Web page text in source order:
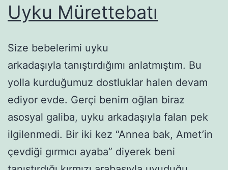
Uyku Mürettebatı
Size bebelerimi uyku
arkadaşıyla tanıştırdığımı anlatmıştım. Bu
yolla kurduğumuz dostluklar halen devam
ediyor evde. Gerçi benim oğlan biraz
asosyal galiba, uyku arkadaşıyla falan pek
ilgilenmedi. Bir iki kez “Annea bak, Amet’in
çevdiği gırmıcı ayaba” diyerek beni